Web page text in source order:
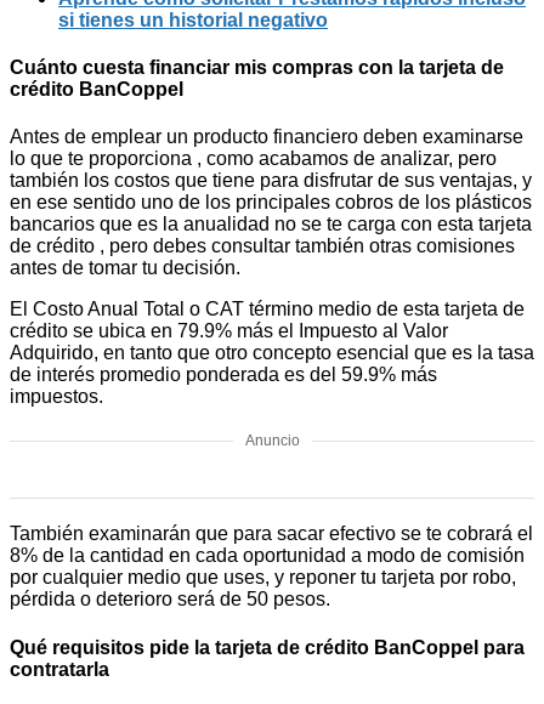
si tienes un historial negativo
Cuánto cuesta financiar mis compras con la tarjeta de
crédito BanCoppel
Antes de emplear un producto financiero deben examinarse
lo que te proporciona , como acabamos de analizar, pero
también los costos que tiene para disfrutar de sus ventajas, y
en ese sentido uno de los principales cobros de los plásticos
bancarios que es la anualidad no se te carga con esta tarjeta
de crédito , pero debes consultar también otras comisiones
antes de tomar tu decisión.
El Costo Anual Total o CAT término medio de esta tarjeta de
crédito se ubica en 79.9% más el Impuesto al Valor
Adquirido, en tanto que otro concepto esencial que es la tasa
de interés promedio ponderada es del 59.9% más
impuestos.
Anuncio
También examinarán que para sacar efectivo se te cobrará el
8% de la cantidad en cada oportunidad a modo de comisión
por cualquier medio que uses, y reponer tu tarjeta por robo,
pérdida o deterioro será de 50 pesos.
Qué requisitos pide la tarjeta de crédito BanCoppel para
contratarla